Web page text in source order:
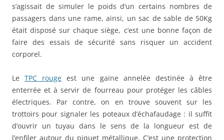
s’agissait de simuler le poids d’un certains nombres de
passagers dans une rame, ainsi, un sac de sable de 50Kg
était disposé sur chaque siège, c’est une bonne façon de
faire des essais de sécurité sans risquer un accident
corporel.
LeTPC rouge est une gaine annelée destinée à être
enterrée et à servir de fourreau pour protéger les câbles
électriques. Par contre, on en trouve souvent sur les
trottoirs pour signaler les poteaux d’échafaudage : il suffit
d’ouvrir un tuyau dans le sens de la longueur est de
l’enfiler autour du piquet métallique. C’est une protection